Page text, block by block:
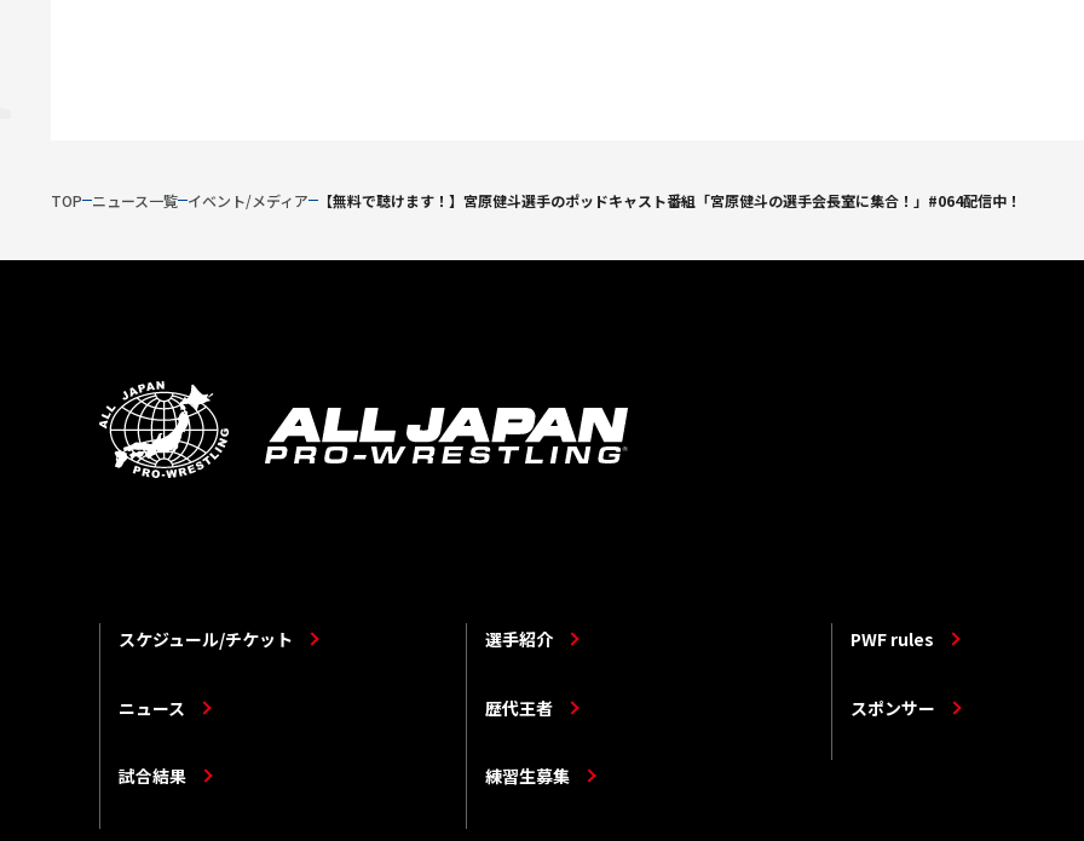
TOP ニュース一覧 イベント/メディア 【無料で聴けます！】宮原健斗選手のポッドキャスト番組「宮原健斗の選手会長室に集合！」#064配信中！
スケジュール/チケット 選手紹介 PWF rules
ニュース 歴代王者 スポンサー
試合結果 練習生募集